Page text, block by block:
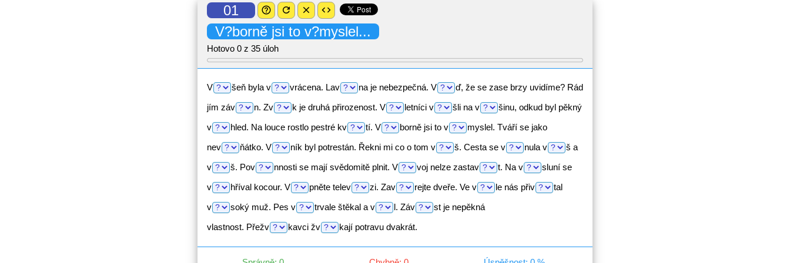
01 help_outline refresh close code
V?bornějsi to v?myslel...
Hotovo 0z 35 úloh
V šeňbylav vrácena. Lav naje nebezpečná. V ď, že se zase brzy uvidíme? Rád
jím záv n. Zv kje druhá přirozenost. V letníci v šlinav šinu, odkud byl pěkný
v
hled. Na louce rostlo pestré kv tí. V bornějsi to v myslel. Tváří se jako
nev
ňátko. V níkbyl potrestán. Řekni mi co o tom v š. Cesta se v nula v š a
v
š. Pov nnostise mají svědomitě plnit. V vojnelze zastav t. Nav sluníse
v
hřívalkocour. V pněte telev zi. Zav rejtedveře. Ve v lenás přiv
tal
v
sokýmuž. Pes v trvaleštěkal av l. Záv stje nepěkná
vlastnost. Přežv kavci žv kajípotravu dvakrát.